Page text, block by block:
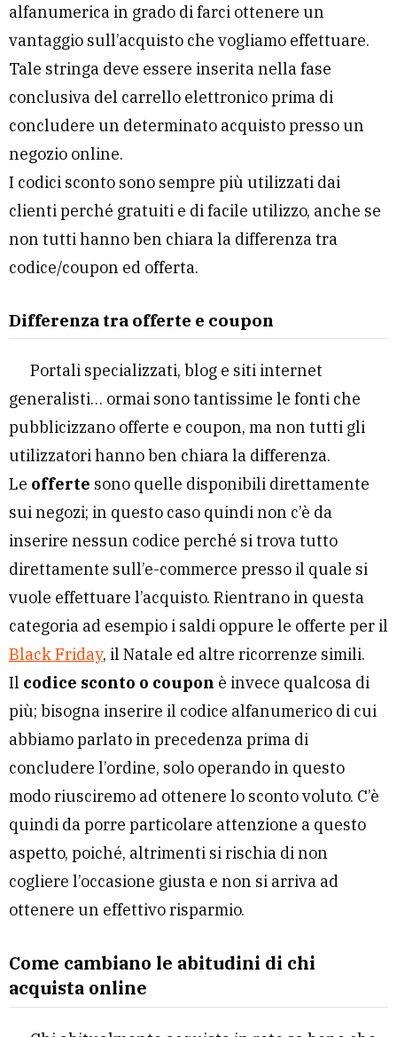
alfanumerica in grado di farci ottenere un
vantaggio sull’acquisto che vogliamo effettuare.
Tale stringa deve essere inserita nella fase
conclusiva del carrello elettronico prima di
concludere un determinato acquisto presso un
negozio online.
I codici sconto sono sempre più utilizzati dai
clienti perché gratuiti e di facile utilizzo, anche se
non tutti hanno ben chiara la differenza tra
codice/coupon ed offerta.
Differenza tra offerte e coupon
Portali specializzati, blog e siti internet
generalisti… ormai sono tantissime le fonti che
pubblicizzano offerte e coupon, ma non tutti gli
utilizzatori hanno ben chiara la differenza.
Le offerte sono quelle disponibili direttamente
sui negozi; in questo caso quindi non c’è da
inserire nessun codice perché si trova tutto
direttamente sull’e-commerce presso il quale si
vuole effettuare l’acquisto. Rientrano in questa
categoria ad esempio i saldi oppure le offerte per il
Black Friday, il Natale ed altre ricorrenze simili.
Il codice sconto o coupon è invece qualcosa di
più; bisogna inserire il codice alfanumerico di cui
abbiamo parlato in precedenza prima di
concludere l’ordine, solo operando in questo
modo riusciremo ad ottenere lo sconto voluto. C’è
quindi da porre particolare attenzione a questo
aspetto, poiché, altrimenti si rischia di non
cogliere l’occasione giusta e non si arriva ad
ottenere un effettivo risparmio.
Come cambiano le abitudini di chi
acquista online